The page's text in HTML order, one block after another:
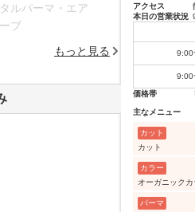
アクセス
本日の営業状況
価格帯
主なメニュー
カット
カット
カラー
オーガニックカ
パーマ
ルパーマ・エア
ブ
もっと見る